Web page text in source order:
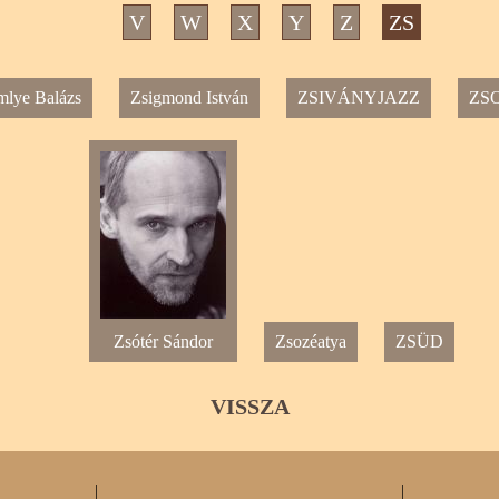
V W X Y Z ZS
Balázs Zsigmond István ZSIVÁNYJAZZ
Zsótér Sándor Zsozéatya ZSÜD
VISSZA